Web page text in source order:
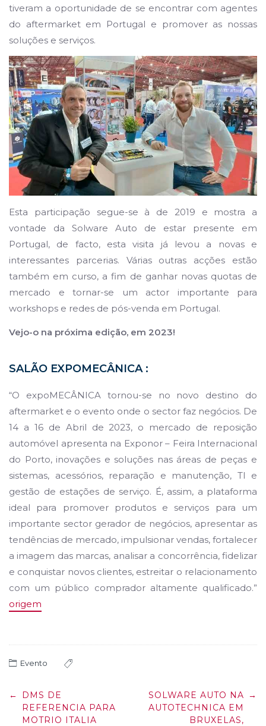
tiveram a oportunidade de se encontrar com agentes
do aftermarket em Portugal e promover as nossas
soluções e serviços.
Esta participação segue-se à de 2019 e mostra a
vontade da Solware Auto de estar presente em
Portugal, de facto, esta visita já levou a novas e
interessantes parcerias. Várias outras acções estão
também em curso, a fim de ganhar novas quotas de
mercado e tornar-se um actor importante para
workshops e redes de pós-venda em Portugal.
Vejo-o na próxima edição, em 2023!
SALÃO EXPOMECÂNICA :
“O expoMECÂNICA tornou-se no novo destino do
aftermarket e o evento onde o sector faz negócios. De
14 a 16 de Abril de 2023, o mercado de reposição
automóvel apresenta na Exponor – Feira Internacional
do Porto, inovações e soluções nas áreas de peças e
sistemas, acessórios, reparação e manutenção, TI e
gestão de estações de serviço. É, assim, a plataforma
ideal para promover produtos e serviços para um
importante sector gerador de negócios, apresentar as
tendências de mercado, impulsionar vendas, fortalecer
a imagem das marcas, analisar a concorrência, fidelizar
e conquistar novos clientes, estreitar o relacionamento
com um público comprador altamente qualificado.”
origem
Evento
Post
navigation
←
DMS DE
REFERENCIA PARA
MOTRIO ITALIA
SOLWARE AUTO NA
AUTOTECHNICA EM
BRUXELAS,
→